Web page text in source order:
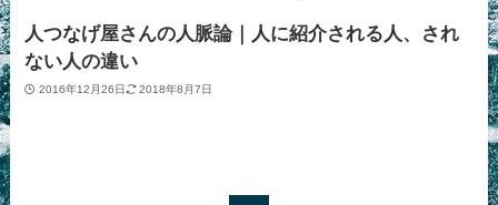
人つなげ屋さんの人脈論｜人に紹介される人、され
ない人の違い
2016年12月26日 2018年8月7日